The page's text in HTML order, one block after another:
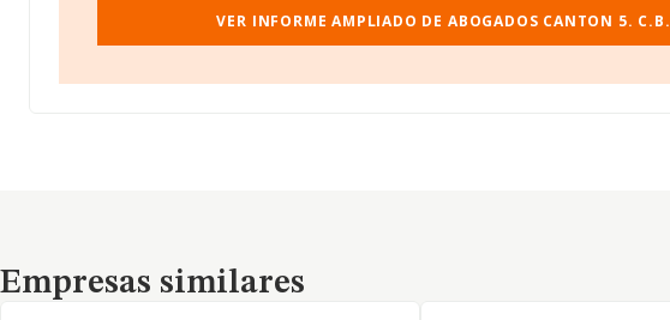
VER INFORME AMPLIADO DE ABOGADOS CANTON 5. C.B.
Empresas similares
Empresas similares